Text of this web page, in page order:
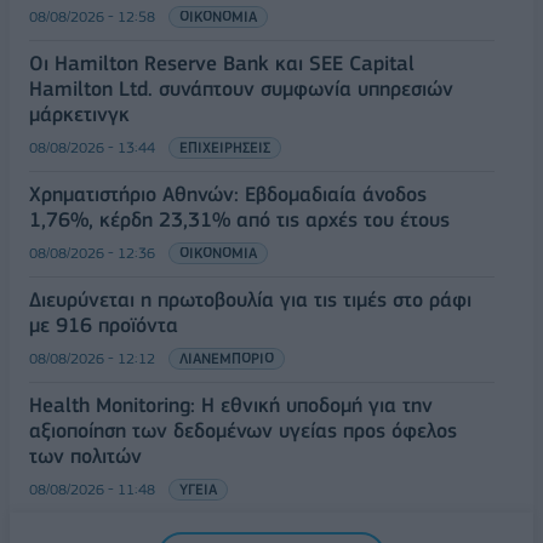
08/08/2026 - 12:58 ΟΙΚΟΝΟΜΙΑ
Οι Hamilton Reserve Bank και SEE Capital
Hamilton Ltd. συνάπτουν συμφωνία υπηρεσιών
μάρκετινγκ
08/08/2026 - 13:44 ΕΠΙΧΕΙΡΗΣΕΙΣ
Χρηματιστήριο Αθηνών: Εβδομαδιαία άνοδος
1,76%, κέρδη 23,31% από τις αρχές του έτους
08/08/2026 - 12:36 ΟΙΚΟΝΟΜΙΑ
Διευρύνεται η πρωτοβουλία για τις τιμές στο ράφι
με 916 προϊόντα
08/08/2026 - 12:12 ΛΙΑΝΕΜΠΟΡΙΟ
Health Monitoring: Η εθνική υποδομή για την
αξιοποίηση των δεδομένων υγείας προς όφελος
των πολιτών
08/08/2026 - 11:48 ΥΓΕΙΑ
Ελληνική Αναπτυξιακή Τράπεζα: Με «προίκα» 2 δισ.